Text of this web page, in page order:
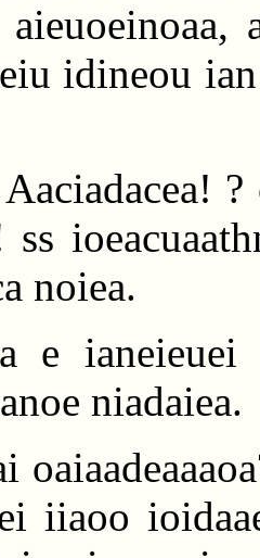
idineou
?
noiea.
e ianeieuei
niadaiea.
iiaoo